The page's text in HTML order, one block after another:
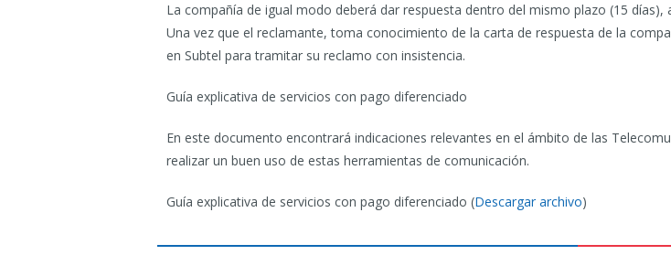
La compañía de igual modo deberá dar respuesta dentro del mismo plazo (15 días),
Una vez que el reclamante, toma conocimiento de la carta de respuesta de la
en Subtel para tramitar su reclamo con insistencia.
Guía explicativa de servicios con pago diferenciado
En este documento encontrará indicaciones relevantes en el ámbito de las
realizar un buen uso de estas herramientas de comunicación.
Guía explicativa de servicios con pago diferenciado (Descargar archivo)